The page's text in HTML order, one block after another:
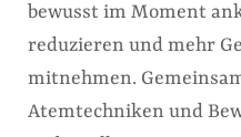
bewusst im Moment
reduzieren und mehr
mitnehmen.
Atemtechniken und